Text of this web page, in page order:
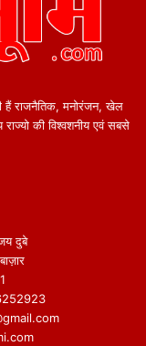
हैं राजनैतिक, मनोरंजन, खेल
राज्यो की विश्वशनीय एवं सबसे
दुबे